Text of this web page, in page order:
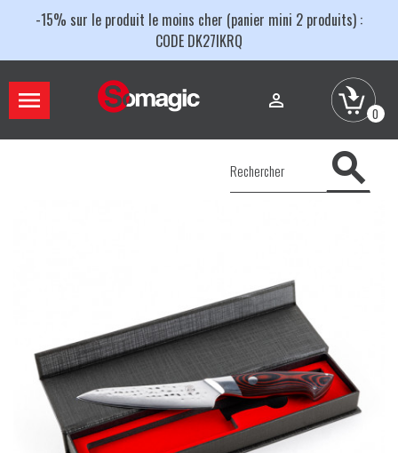
-15% sur le produit le moins cher (panier mini 2 produits) :
CODE DK27IKRQ
 
0
